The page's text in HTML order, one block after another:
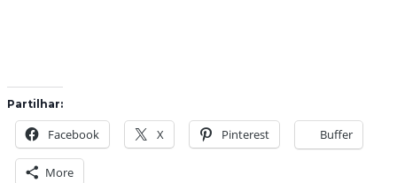
Partilhar:
Facebook X Pinterest Buffer
More